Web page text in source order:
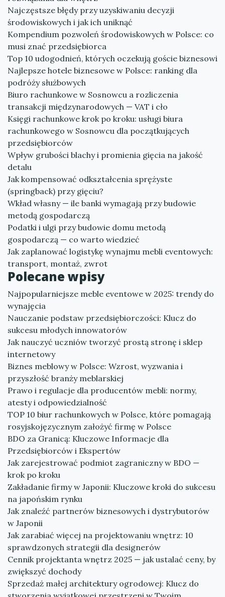
Najczęstsze błędy przy uzyskiwaniu decyzji
środowiskowych i jak ich uniknąć
Kompendium pozwoleń środowiskowych w Polsce: co
musi znać przedsiębiorca
Top 10 udogodnień, których oczekują goście biznesowi
Najlepsze hotele biznesowe w Polsce: ranking dla
podróży służbowych
Biuro rachunkowe w Sosnowcu a rozliczenia
transakcji międzynarodowych — VAT i cło
Księgi rachunkowe krok po kroku: usługi biura
rachunkowego w Sosnowcu dla początkujących
przedsiębiorców
Wpływ grubości blachy i promienia gięcia na jakość
detalu
Jak kompensować odkształcenia sprężyste
(springback) przy gięciu?
Wkład własny — ile banki wymagają przy budowie
metodą gospodarczą
Podatki i ulgi przy budowie domu metodą
gospodarczą — co warto wiedzieć
Jak zaplanować logistykę wynajmu mebli eventowych:
transport, montaż, zwrot
Polecane wpisy
Najpopularniejsze meble eventowe w 2025: trendy do
wynajęcia
Nauczanie podstaw przedsiębiorczości: Klucz do
sukcesu młodych innowatorów
Jak nauczyć uczniów tworzyć prostą stronę i sklep
internetowy
Biznes meblowy w Polsce: Wzrost, wyzwania i
przyszłość branży meblarskiej
Prawo i regulacje dla producentów mebli: normy,
atesty i odpowiedzialność
TOP 10 biur rachunkowych w Polsce, które pomagają
rosyjskojęzycznym założyć firmę w Polsce
BDO za Granicą: Kluczowe Informacje dla
Przedsiębiorców i Ekspertów
Jak zarejestrować podmiot zagraniczny w BDO —
krok po kroku
Zakładanie firmy w Japonii: Kluczowe kroki do sukcesu
na japońskim rynku
Jak znaleźć partnerów biznesowych i dystrybutorów
w Japonii
Jak zarabiać więcej na projektowaniu wnętrz: 10
sprawdzonych strategii dla designerów
Cennik projektanta wnętrz 2025 — jak ustalać ceny, by
zwiększyć dochody
Sprzedaż małej architektury ogrodowej: Klucz do